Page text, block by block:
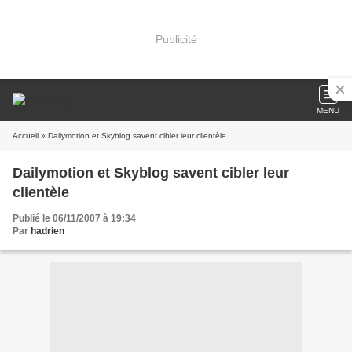
Publicité
MENU
Accueil » Dailymotion et Skyblog savent cibler leur clientèle
Dailymotion et Skyblog savent cibler leur
clientèle
Publié le 06/11/2007 à 19:34
Par hadrien